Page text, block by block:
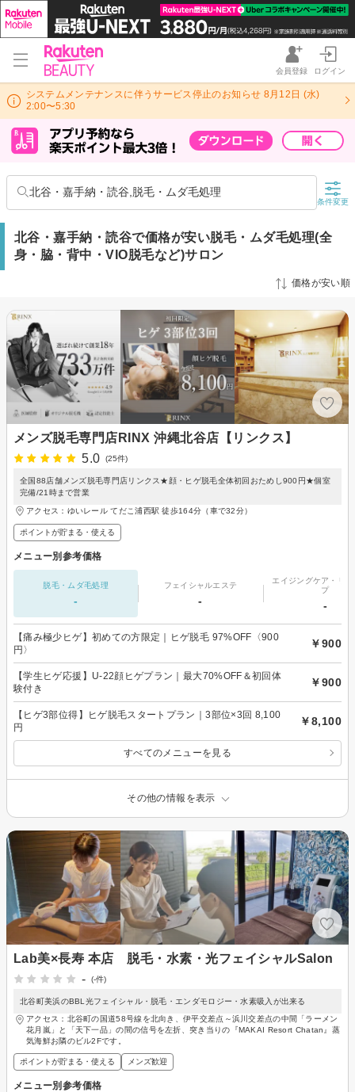
会員登録 ログイン
システムメンテナンスに伴うサービス停止のお知らせ 8月12日 (水)
2:00〜5:30
北谷・嘉手納・読谷,脱毛・ムダ毛処理
条件変更
北谷・嘉手納・読谷で価格が安い脱毛・ムダ毛処理(全
身・脇・背中・VIO脱毛など)サロン
価格が安い順
メンズ脱毛専門店RINX 沖縄北谷店【リンクス】
5.0
(25件)
全国88店舗メンズ脱毛専門店リンクス★顔・ヒゲ脱毛全体初回おためし900円★個室
完備/21時まで営業
アクセス：ゆいレール てだこ浦西駅 徒歩164分（車で32分）
ポイントが貯まる・使える
メニュー別参考価格
脱毛・ムダ毛処理
-
フェイシャルエステ
-
エイジングケア・リ
プ
-
【痛み極少ヒゲ】初めての方限定｜ヒゲ脱毛 97%OFF〈900
円〉
￥900
【学生ヒゲ応援】U-22顔ヒゲプラン｜最大70%OFF＆初回体
験付き
￥900
【ヒゲ3部位得】ヒゲ脱毛スタートプラン｜3部位×3回 8,100
円
￥8,100
すべてのメニューを見る
その他の情報を表示
Lab美×長寿 本店 脱毛・水素・光フェイシャルSalon
-
(-件)
北谷町美浜のBBL光フェイシャル・脱毛・エンダモロジー・水素吸入が出来る
アクセス：北谷町の国道58号線を北向き、伊平交差点～浜川交差点の中間「ラーメン
花月嵐」と「天下一品」の間の信号を左折、突き当りの『MAKAI Resort Chatan』蒸
気海鮮お隣のビル2Fです。
ポイントが貯まる・使える メンズ歓迎
メニュー別参考価格